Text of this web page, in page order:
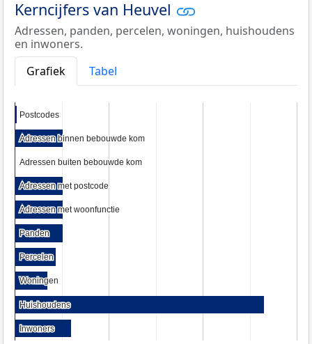
Kerncijfers van Heuvel
Adressen, panden, percelen, woningen, huishoudens
en inwoners.
Grafiek
Tabel
Postcodes
Postcodes
Adressen binnen bebouwde kom
Adressen binnen bebouwde kom
Adressen buiten bebouwde kom
Adressen buiten bebouwde kom
Adressen met postcode
Adressen met postcode
Adressen met woonfunctie
Adressen met woonfunctie
Panden
Panden
Percelen
Percelen
Woningen
Woningen
Huishoudens
Huishoudens
Inwoners
Inwoners